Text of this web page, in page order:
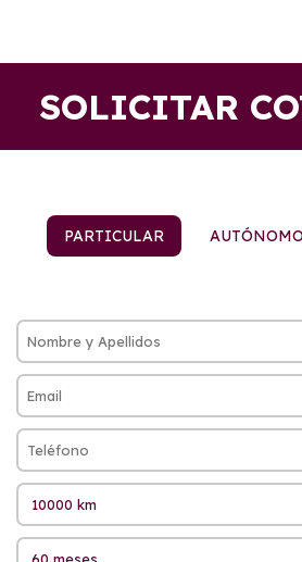
SOLICITAR
PARTICULAR AUTÓNOMO